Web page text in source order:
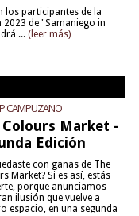
los participantes de la
2023 de "Samaniego in
... (leer más)
CAMPUZANO
Colours Market -
Edición
con ganas de The
Market? Si es así, estás
porque anunciamos
ilusión que vuelve a
espacio, en una segunda